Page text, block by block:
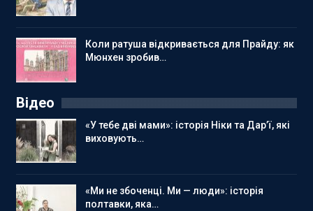
Коли ратуша відкривається для Прайду: як
Мюнхен зробив…
Відео
«У тебе дві мами»: історія Ніки та Дар’ї, які
виховують…
«Ми не збоченці. Ми — люди»: історія
полтавки, яка…